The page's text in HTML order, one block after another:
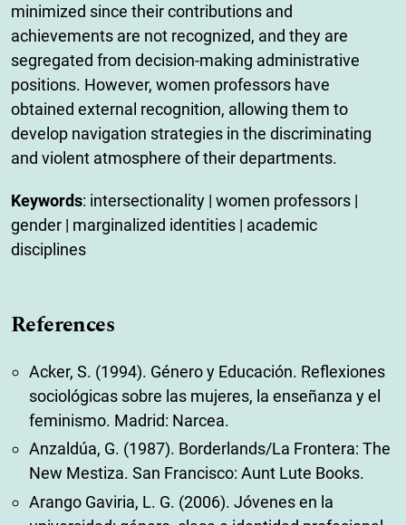
minimized since their contributions and
achievements are not recognized, and they are
segregated from decision-making administrative
positions. However, women professors have
obtained external recognition, allowing them to
develop navigation strategies in the discriminating
and violent atmosphere of their departments.
Keywords: intersectionality | women professors |
gender | marginalized identities | academic
disciplines
References
Acker, S. (1994). Género y Educación. Reflexiones
sociológicas sobre las mujeres, la enseñanza y el
feminismo. Madrid: Narcea.
Anzaldúa, G. (1987). Borderlands/La Frontera: The
New Mestiza. San Francisco: Aunt Lute Books.
Arango Gaviria, L. G. (2006). Jóvenes en la